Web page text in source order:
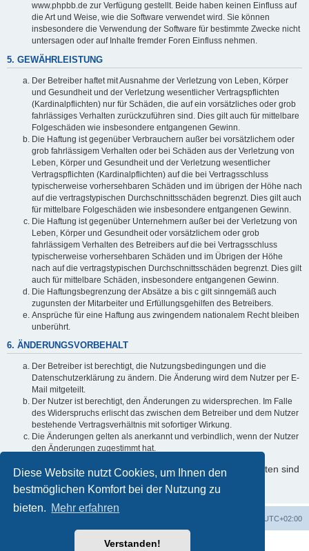
Diese Website nutzt Cookies, um Ihnen den
bestmöglichen Komfort bei der Nutzung zu
bieten. Mehr erfahren
Verstanden!
www.phpbb.de zur Verfügung gestellt. Beide haben keinen Einfluss auf
die Art und Weise, wie die Software verwendet wird. Sie können
insbesondere die Verwendung der Software für bestimmte Zwecke nicht
untersagen oder auf Inhalte fremder Foren Einfluss nehmen.
5. GEWÄHRLEISTUNG
Der Betreiber haftet mit Ausnahme der Verletzung von Leben, Körper
und Gesundheit und der Verletzung wesentlicher Vertragspflichten
(Kardinalpflichten) nur für Schäden, die auf ein vorsätzliches oder grob
fahrlässiges Verhalten zurückzuführen sind. Dies gilt auch für mittelbare
Folgeschäden wie insbesondere entgangenen Gewinn.
Die Haftung ist gegenüber Verbrauchern außer bei vorsätzlichem oder
grob fahrlässigem Verhalten oder bei Schäden aus der Verletzung von
Leben, Körper und Gesundheit und der Verletzung wesentlicher
Vertragspflichten (Kardinalpflichten) auf die bei Vertragsschluss
typischerweise vorhersehbaren Schäden und im übrigen der Höhe nach
auf die vertragstypischen Durchschnittsschäden begrenzt. Dies gilt auch
für mittelbare Folgeschäden wie insbesondere entgangenen Gewinn.
Die Haftung ist gegenüber Unternehmern außer bei der Verletzung von
Leben, Körper und Gesundheit oder vorsätzlichem oder grob
fahrlässigem Verhalten des Betreibers auf die bei Vertragsschluss
typischerweise vorhersehbaren Schäden und im Übrigen der Höhe
nach auf die vertragstypischen Durchschnittsschäden begrenzt. Dies gilt
auch für mittelbare Schäden, insbesondere entgangenen Gewinn.
Die Haftungsbegrenzung der Absätze a bis c gilt sinngemäß auch
zugunsten der Mitarbeiter und Erfüllungsgehilfen des Betreibers.
Ansprüche für eine Haftung aus zwingendem nationalem Recht bleiben
unberührt.
6. ÄNDERUNGSVORBEHALT
Der Betreiber ist berechtigt, die Nutzungsbedingungen und die
Datenschutzerklärung zu ändern. Die Änderung wird dem Nutzer per E-
Mail mitgeteilt.
Der Nutzer ist berechtigt, den Änderungen zu widersprechen. Im Falle
des Widerspruchs erlischt das zwischen dem Betreiber und dem Nutzer
bestehende Vertragsverhältnis mit sofortiger Wirkung.
Die Änderungen gelten als anerkannt und verbindlich, wenn der Nutzer
den Änderungen zugestimmt hat.
Informationen über den Umgang mit Ihren persönlichen Daten sind
in der Datenschutzerklärung enthalten.
UTC+02:00
Powered byphpBB® Forum Software © phpBB Limited